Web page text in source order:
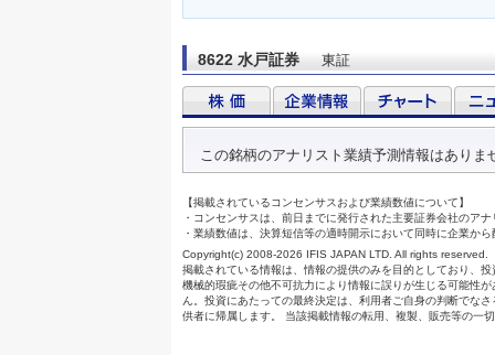
8622 水戸証券 東証